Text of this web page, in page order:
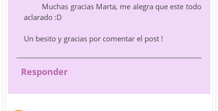
Muchas gracias Marta, me alegra que este todo
aclarado :D
Un besito y gracias por comentar el post !
Responder